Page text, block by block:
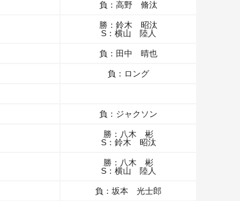
負：高野 脩汰
勝：鈴木 昭汰
S：横山 陸人
負：田中 晴也
負：ロング
負：ジャクソン
勝：八木 彬
S：鈴木 昭汰
勝：八木 彬
S：横山 陸人
負：坂本 光士郎